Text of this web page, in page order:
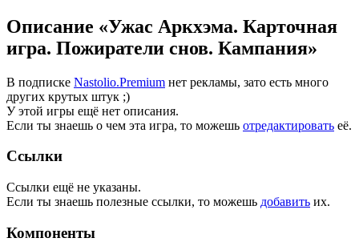
Описание «Ужас Аркхэма. Карточная
игра. Пожиратели снов. Кампания»
В подписке Nastolio.Premium нет рекламы, зато есть много
других крутых штук ;)
У этой игры ещё нет описания.
Если ты знаешь о чем эта игра, то можешь отредактировать её.
Ссылки
Ссылки ещё не указаны.
Если ты знаешь полезные ссылки, то можешь добавить их.
Компоненты